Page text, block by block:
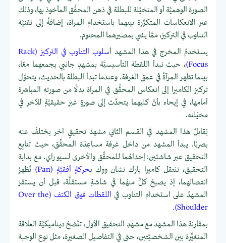
الصورة الوهميَّة أو المتخيَّلة للبطلة في ذهن المحقِّق المأخوذ بها، وذلك
عبر الانعكاسات المتكرِّرة بينهما باستخدام المرآة، إضافةً إلى تقنيَّة
التناوب في التركيز، ممَّا يشي بمصيرهما المحتوم.
يستخدمُ المخرج في هذا المشهد أ
سلوب التناوب في التركيز (Rack
Focus) ، حيث تبدأ اللقطة التأسيسيَّة بمشهدٍ جانبي يجمعهما معًا،
بينما تظهر المرآةُ في عمق الغرفة. وعندما تبدأ البطلة بالحديث، يتحوَّل
تركيز الكاميرا إلى انعكاس المحقِّق في المرآة بدلًا من صورته المباشرة
أمامها، في إيحاء بأنَّ كليهما يتحدَّث إلى صورةٍ غير حقيقيَّةٍ للآخر في
مخيِّلته.
يُقابلُ هذا المشهد في القسم الثاني مشهدَ تحقيقٍ آخر يختلفُ عنه
بصريًا. يبدأ المشهد من داخل غرفة مساعِدَة المحقِّق، حيث تتابِع
التحقيق عبر شاشتين: إحداهُما للمحقِّق والأخرى لسيو راي. مع بداية
التحقيق، تنتقل كاميرا بارك تشان ووك بحركةٍ أفقيَّةٍ (Pan)
تُظهرُ
انفصالهما، إذ يصبحُ كلٌّ منهُما في شاشةٍ مستقلَّة، قبل أن يستقرَ
المشهدُ على استخدام التناوب في
اللقطات فوق الكتف (Over the
Shoulder)
.
بمقارنةِ هذا المشهد مع مشهدِ التحقيق الأول، تتَّضحُ ديناميكيَّة العلاقة
المتغيِّرة بين الشخصيَّتين، حتى في التفاصيل الصغيرة، مثل نوع الوجبة